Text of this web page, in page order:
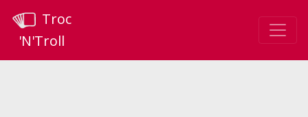
Troc
'N'Troll